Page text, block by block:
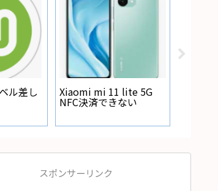
ル差し Xiaomi mi 11 lite 5G
NFC決済できない
スポンサーリンク